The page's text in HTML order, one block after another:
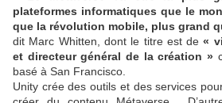
plateformes informatiques que le
que la révolution mobile, plus grand
dit Marc Whitten, dont le titre est de«
et directeur général de la création »
basé à San Francisco.
Unity crée des outils et des services